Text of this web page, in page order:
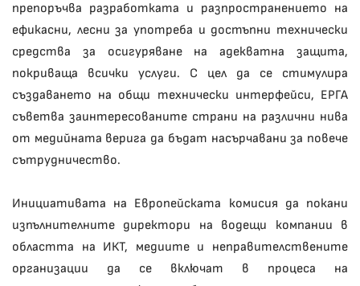
препоръчва разработката и разпространението на
ефикасни, лесни за употреба и достъпни технически
средства за осигуряване на адекватна защита,
покриваща всички услуги. С цел да се стимулира
създаването на общи технически интерфейси, ЕРГА
съветва заинтересованите страни на различни нива
от медийната верига да бъдат насърчавани за повече
сътрудничество.
Инициативата на Европейската комисия да покани
изпълнителните директори на водещи компании в
областта на ИКТ, медиите и неправителствените
организации да се включат в процеса на